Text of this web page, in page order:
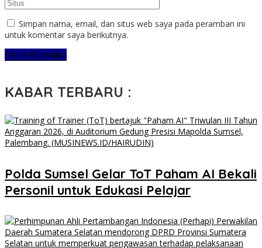
Simpan nama, email, dan situs web saya pada peramban ini
untuk komentar saya berikutnya.
KABAR TERBARU :
Polda Sumsel Gelar ToT Paham AI Bekali
Personil untuk Edukasi Pelajar